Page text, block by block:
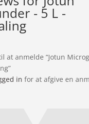
- 5 L -
at anmelde “Jotun
in for at afgive en